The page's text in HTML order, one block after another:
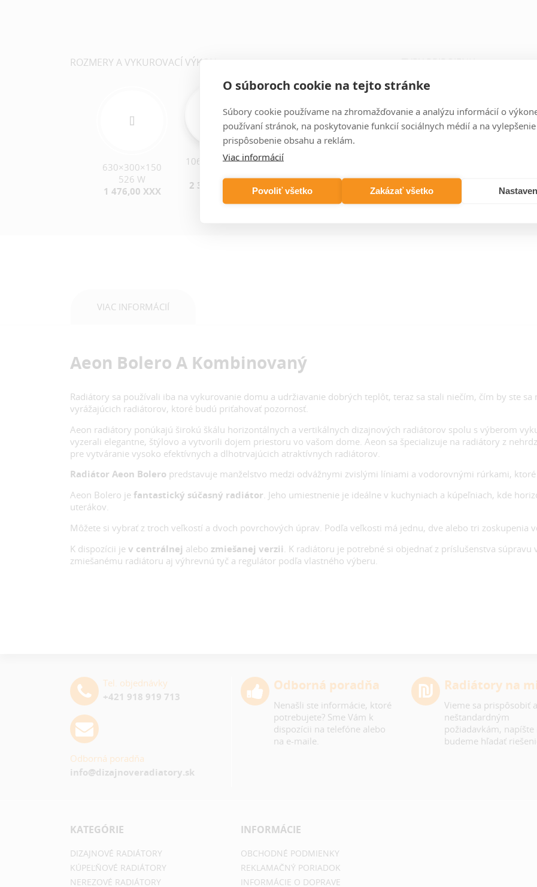
ROZMERY A VYKUROVACÍ VÝKON
630×300×150
526 W
1 476,00 XXX
1060×300×150
2 334,54 XXX
1419 W
3 178,32 XXX
TYPY PRIPOJENIA
VIAC INFORMÁCIÍ
Aeon Bolero A Kombinovaný
Radiátory sa používali iba na vykurovanie domu a udržiavanie dobrých teplôt, teraz sa stali niečím, čím by ste
vyrážajúcich radiátorov, ktoré budú priťahovať pozornosť.
Aeon radiátory ponúkajú širokú škálu horizontálnych a vertikálnych dizajnových radiátorov spolu s výberom
vyzerali elegantne, štýlovo a vytvorili dojem priestoru vo vašom dome. Aeon sa špecializuje na radiátory z
pre vytváranie vysoko efektívnych a dlhotrvajúcich atraktívnych radiátorov.
Radiátor Aeon Bolero predstavuje manželstvo medzi odvážnymi zvislými líniami a vodorovnými rúrkami,
Aeon Bolero je fantastický súčasný radiátor. Jeho umiestnenie je ideálne v kuchyniach a kúpeľniach, kde
uterákov.
Môžete si vybrať z troch veľkostí a dvoch povrchových úprav. Podľa veľkosti má jednu, dve alebo tri zoskupenia
K dispozícii je v centrálnej alebo zmiešanej verzii . K radiátoru je potrebné si objednať z príslušenstva
zmiešanému radiátoru aj výhrevnú tyč a regulátor podľa vlastného výberu.
Tel. objednávky
+421 918 919 713
Odborná poradňa
info@dizajnoveradiatory.sk
Odborná poradňa
Nenašli ste informácie, ktoré
potrebujete? Sme Vám k
dispozícii na telefóne alebo
na e-maile.
Radiátory na
Vieme sa prispôsobiť
neštandardným
požiadavkám, napíšte
budeme hľadať
KATEGÓRIE
DIZAJNOVÉ RADIÁTORY
KÚPEĽŇOVÉ RADIÁTORY
NEREZOVÉ RADIÁTORY
INFORMÁCIE
OBCHODNÉ PODMIENKY
REKLAMAČNÝ PORIADOK
INFORMÁCIE O DOPRAVE
O súboroch cookie na tejto stránke
Súbory cookie používame na zhromažďovanie a analýzu informácií o
používaní stránok, na poskytovanie funkcií sociálnych médií a na
prispôsobenie obsahu a reklám.
Viac informácií
Povoliť všetko Zakázať všetko